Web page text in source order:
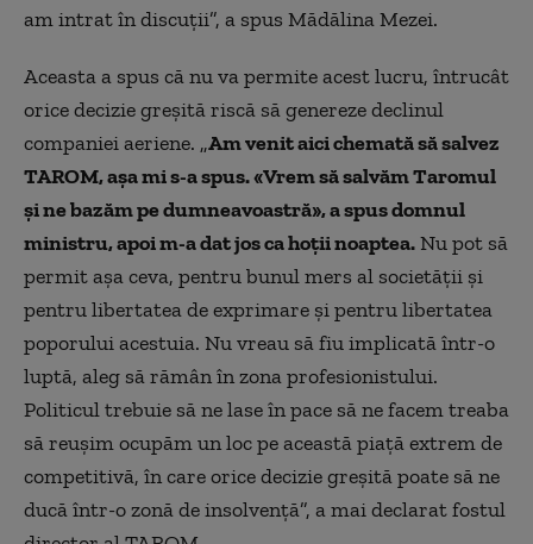
am intrat în discuţii”, a spus Mădălina Mezei.
Aceasta a spus că nu va permite acest lucru, întrucât
orice decizie greşită riscă să genereze declinul
companiei aeriene. „Am venit aici chemată să salvez
TAROM, aşa mi s-a spus. «Vrem să salvăm Taromul
şi ne bazăm pe dumneavoastră», a spus domnul
ministru, apoi m-a dat jos ca hoţii noaptea.Nu pot să
permit aşa ceva, pentru bunul mers al societăţii şi
pentru libertatea de exprimare şi pentru libertatea
poporului acestuia. Nu vreau să fiu implicată într-o
luptă, aleg să rămân în zona profesionistului.
Politicul trebuie să ne lase în pace să ne facem treaba
să reuşim ocupăm un loc pe această piaţă extrem de
competitivă, în care orice decizie greşită poate să ne
ducă într-o zonă de insolvenţă”, a mai declarat fostul